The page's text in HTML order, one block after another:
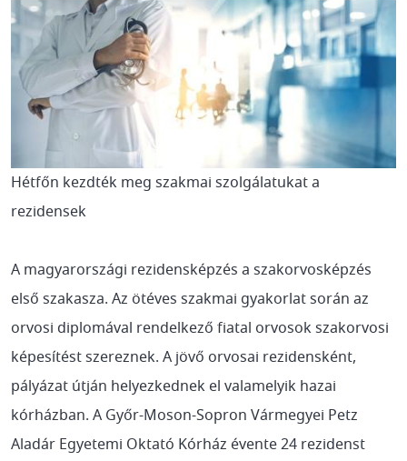
Hétfőn kezdték meg szakmai szolgálatukat a
rezidensek
A magyarországi rezidensképzés a szakorvosképzés
első szakasza. Az ötéves szakmai gyakorlat során az
orvosi diplomával rendelkező fiatal orvosok szakorvosi
képesítést szereznek. A jövő orvosai rezidensként,
pályázat útján helyezkednek el valamelyik hazai
kórházban. A Győr-Moson-Sopron Vármegyei Petz
Aladár Egyetemi Oktató Kórház évente 24 rezidenst